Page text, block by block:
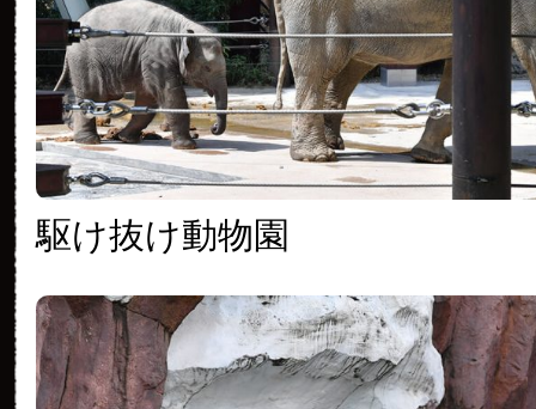
駆け抜け動物園